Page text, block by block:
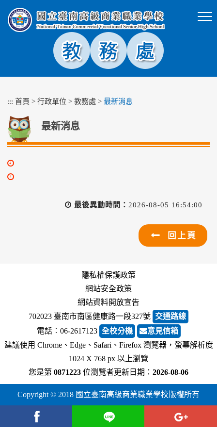
塊
::: 首頁 > 行政單位 > 教務處 > 最新消息
最新消息
最後異動時間： 2026-08-05 16:54:00
回上頁
隱私權保護政策
網站安全政策
網站資料開放宣告
702023 臺南市南區健康路一段327號 交通路線
電話︰06-2617123 全校分機
意見信箱
建議使用 Chrome、Edge、Safari、Firefox 瀏覽器，螢幕解析度
1024 X 768 px 以上瀏覽
您是第 0871223 位瀏覽者更新日期： 2026-08-06
Copyright © 2018 國立臺南高級商業職業學校版權所有